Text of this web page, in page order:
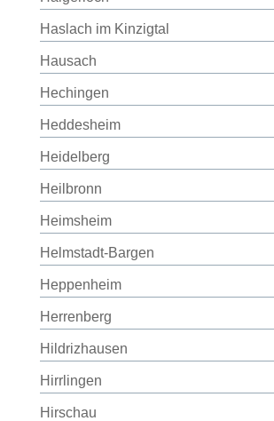
Haslach im Kinzigtal
Hausach
Hechingen
Heddesheim
Heidelberg
Heilbronn
Heimsheim
Helmstadt-Bargen
Heppenheim
Herrenberg
Hildrizhausen
Hirrlingen
Hirschau